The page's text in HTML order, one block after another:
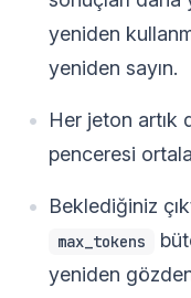
yeniden
yeniden sayın.
Her jeton artık
penceresi
Beklediğiniz
max_tokens
yeniden